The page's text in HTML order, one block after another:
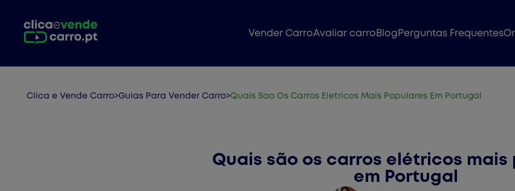
Vender CarroAvaliar carro Blog Perguntas Frequentes
Clica e Vende Carro>Guias Para Vender Carro>Quais Sao Os Carros Eletricos Mais Populares Em Portugal
Quais são os carros elétricos mais
em Portugal